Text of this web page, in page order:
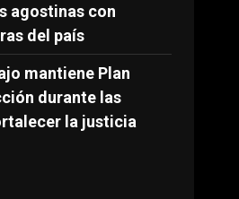
agostinas con
del país
mantiene Plan
durante las
la justicia